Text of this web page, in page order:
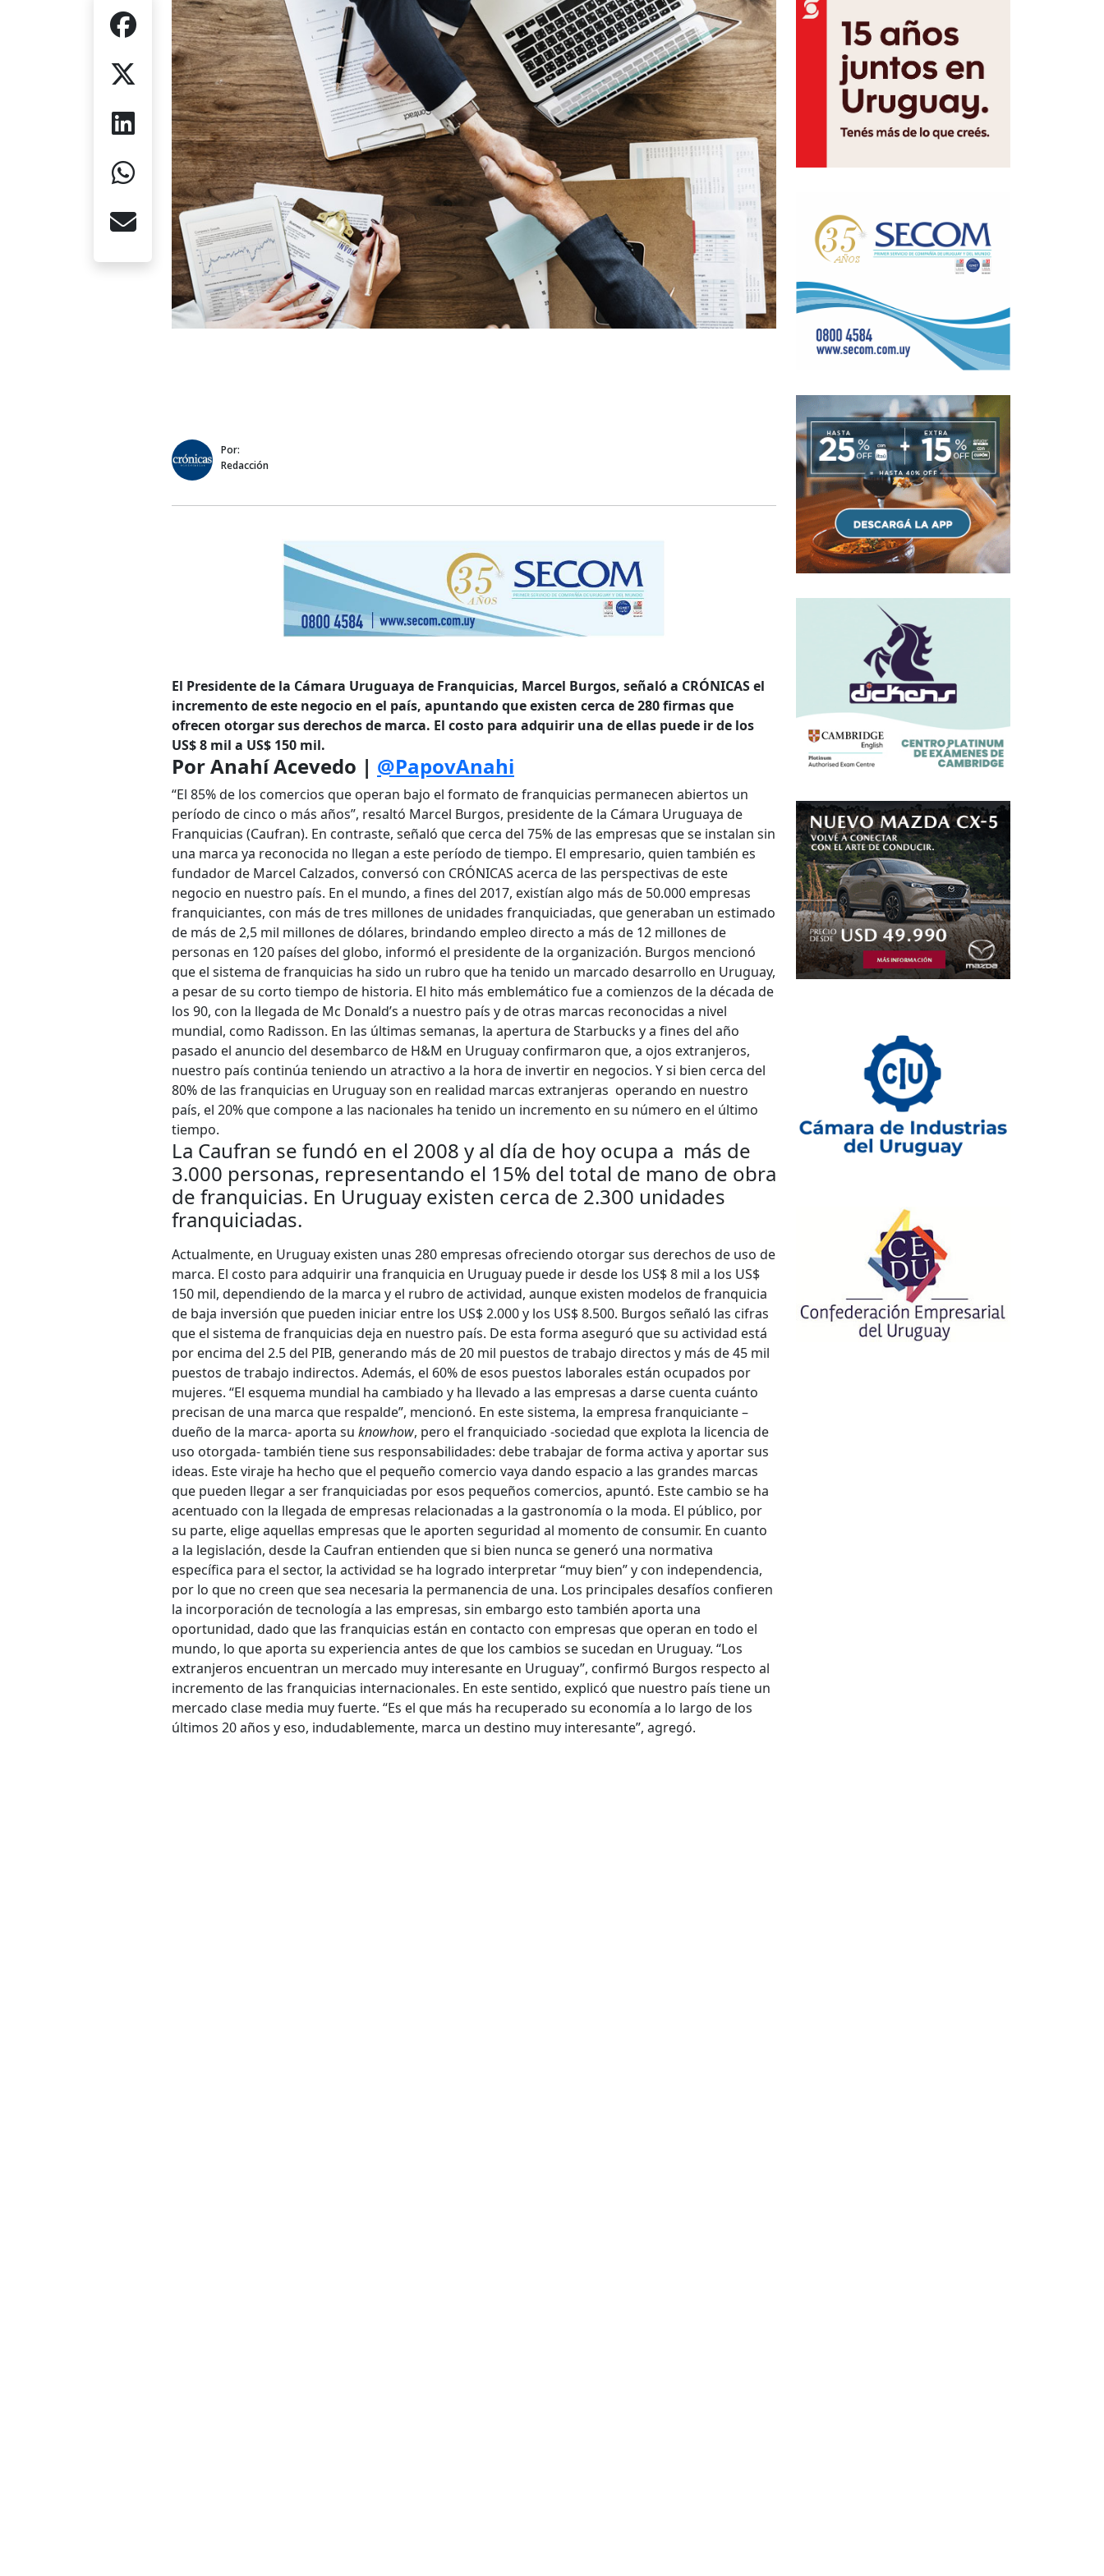
Por:
Redacción
El Presidente de la Cámara Uruguaya de Franquicias, Marcel Burgos, señaló a CRÓNICAS el
incremento de este negocio en el país, apuntando que existen cerca de 280 firmas que
ofrecen otorgar sus derechos de marca. El costo para adquirir una de ellas puede ir de los
US$ 8 mil a US$ 150 mil.
Por Anahí Acevedo | @PapovAnahi
“El 85% de los comercios que operan bajo el formato de franquicias permanecen abiertos un
período de cinco o más años”, resaltó Marcel Burgos, presidente de la Cámara Uruguaya de
Franquicias (Caufran). En contraste, señaló que cerca del 75% de las empresas que se instalan sin
una marca ya reconocida no llegan a este período de tiempo. El empresario, quien también es
fundador de Marcel Calzados, conversó con CRÓNICAS acerca de las perspectivas de este
negocio en nuestro país. En el mundo, a fines del 2017, existían algo más de 50.000 empresas
franquiciantes, con más de tres millones de unidades franquiciadas, que generaban un estimado
de más de 2,5 mil millones de dólares, brindando empleo directo a más de 12 millones de
personas en 120 países del globo, informó el presidente de la organización. Burgos mencionó
que el sistema de franquicias ha sido un rubro que ha tenido un marcado desarrollo en Uruguay,
a pesar de su corto tiempo de historia. El hito más emblemático fue a comienzos de la década de
los 90, con la llegada de Mc Donald’s a nuestro país y de otras marcas reconocidas a nivel
mundial, como Radisson. En las últimas semanas, la apertura de Starbucks y a fines del año
pasado el anuncio del desembarco de H&M en Uruguay confirmaron que, a ojos extranjeros,
nuestro país continúa teniendo un atractivo a la hora de invertir en negocios. Y si bien cerca del
80% de las franquicias en Uruguay son en realidad marcas extranjeras operando en nuestro
país, el 20% que compone a las nacionales ha tenido un incremento en su número en el último
tiempo.
La Caufran se fundó en el 2008 y al día de hoy ocupa a más de
3.000 personas, representando el 15% del total de mano de obra
de franquicias. En Uruguay existen cerca de 2.300 unidades
franquiciadas.
Actualmente, en Uruguay existen unas 280 empresas ofreciendo otorgar sus derechos de uso de
marca. El costo para adquirir una franquicia en Uruguay puede ir desde los US$ 8 mil a los US$
150 mil, dependiendo de la marca y el rubro de actividad, aunque existen modelos de franquicia
de baja inversión que pueden iniciar entre los US$ 2.000 y los US$ 8.500. Burgos señaló las cifras
que el sistema de franquicias deja en nuestro país. De esta forma aseguró que su actividad está
por encima del 2.5 del PIB, generando más de 20 mil puestos de trabajo directos y más de 45 mil
puestos de trabajo indirectos. Además, el 60% de esos puestos laborales están ocupados por
mujeres. “El esquema mundial ha cambiado y ha llevado a las empresas a darse cuenta cuánto
precisan de una marca que respalde”, mencionó. En este sistema, la empresa franquiciante –
dueño de la marca- aporta su knowhow, pero el franquiciado -sociedad que explota la licencia de
uso otorgada- también tiene sus responsabilidades: debe trabajar de forma activa y aportar sus
ideas. Este viraje ha hecho que el pequeño comercio vaya dando espacio a las grandes marcas
que pueden llegar a ser franquiciadas por esos pequeños comercios, apuntó. Este cambio se ha
acentuado con la llegada de empresas relacionadas a la gastronomía o la moda. El público, por
su parte, elige aquellas empresas que le aporten seguridad al momento de consumir. En cuanto
a la legislación, desde la Caufran entienden que si bien nunca se generó una normativa
específica para el sector, la actividad se ha logrado interpretar “muy bien” y con independencia,
por lo que no creen que sea necesaria la permanencia de una. Los principales desafíos confieren
la incorporación de tecnología a las empresas, sin embargo esto también aporta una
oportunidad, dado que las franquicias están en contacto con empresas que operan en todo el
mundo, lo que aporta su experiencia antes de que los cambios se sucedan en Uruguay. “Los
extranjeros encuentran un mercado muy interesante en Uruguay”, confirmó Burgos respecto al
incremento de las franquicias internacionales. En este sentido, explicó que nuestro país tiene un
mercado clase media muy fuerte. “Es el que más ha recuperado su economía a lo largo de los
últimos 20 años y eso, indudablemente, marca un destino muy interesante”, agregó.